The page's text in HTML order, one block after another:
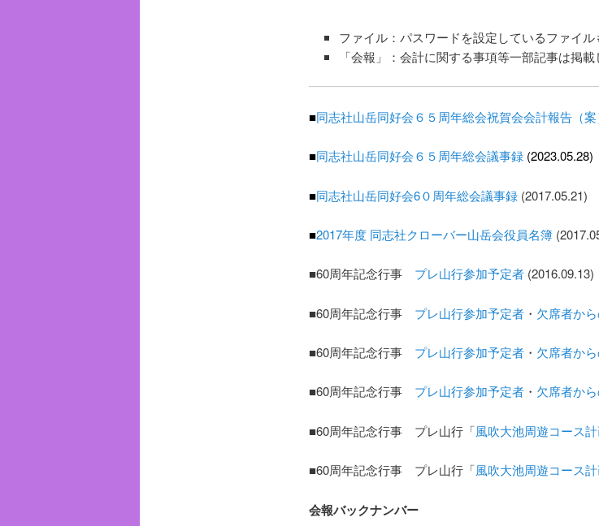
ファイル：パスワードを設定しているファイル
「会報」：会計に関する事項等一部記事は掲載
■同志社山岳同好会６５周年総会祝賀会会計報告（案
■同志社山岳同好会６５周年総会議事録(2023.05.28)
■同志社山岳同好会6０周年総会議事録 (2017.05.21)
■2017年度 同志社クローバー山岳会役員名簿
■60周年記念行事 プレ山行参加予定者(2016.09.13)
■60周年記念行事 プレ山行参加予定者・ 欠席者か
■60周年記念行事 プレ山行参加予定者・ 欠席者か
■60周年記念行事 プレ山行参加予定者・ 欠席者か
■60周年記念行事 プレ山行「風吹大池周遊コース
■60周年記念行事 プレ山行「風吹大池周遊コース
会報バックナンバー